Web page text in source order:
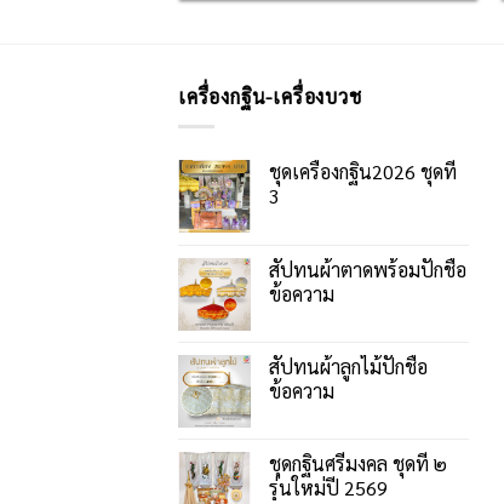
เครื่องกฐิน-เครื่องบวช
ชุดเครื่องกฐิน2026 ชุดที่
3
สัปทนผ้าตาดพร้อมปักชื่อ
ข้อความ
สัปทนผ้าลูกไม้ปักชื่อ
ข้อความ
ชุดกฐินศรีมงคล ชุดที่ ๒
รุ่นใหม่ปี 2569